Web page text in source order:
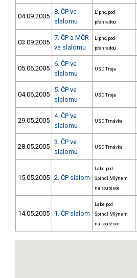
04.09.2005
8. ČP ve
slalomu
Lipno, pod
přehradou
03.09.2005
7. ČP a MČR
ve slalomu
Lipno, pod
přehradou
05.06.2005
6. ČP ve
slalomu
USD Troja
04.06.2005
5. ČP ve
slalomu
USD Troja
29.05.2005
4. ČP ve
slalomu
USD Trnávka
28.05.2005
3. ČP ve
slalomu
USD Trnávka
15.05.2005 2. ČP slalom
Labe pod
Špindl.Mlýnem
na soutěsce
14.05.2005 1. ČP slalom
Labe pod
Špindl.Mlýnem
na soutěsce